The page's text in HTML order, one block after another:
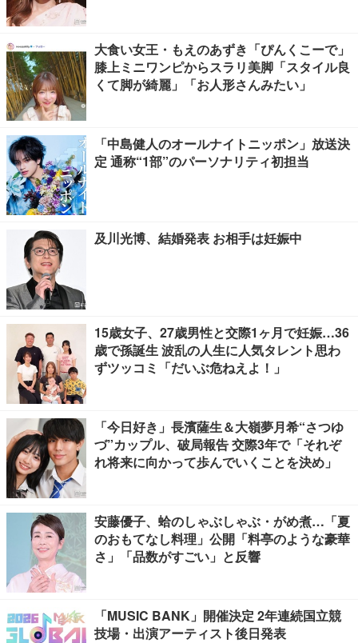
大食い女王・もえのあずき「ぴんくこーで」
膝上ミニワンピからスラリ美脚「スタイル良
くて脚が綺麗」「お人形さんみたい」
「中島健人のオールナイトニッポン」放送決
定 通称“1部”のパーソナリティ初担当
及川光博、結婚発表 お相手は妊娠中
15歳女子、27歳男性と交際1ヶ月で妊娠…36
歳で孫誕生 波乱の人生に人気タレント思わ
ずツッコミ「だいぶ危ねえよ！」
「今日好き」長濱薩生＆大嶺夢月希“さつゆ
づ”カップル、破局報告 交際3年で「それぞ
れ将来に向かって歩んでいくことを決め」
安藤優子、蛤のしゃぶしゃぶ・がめ煮…「夏
のおもてなし料理」公開「料亭のような豪華
さ」「品数がすごい」と反響
「MUSIC BANK」開催決定 2年連続国立競
技場・出演アーティスト後日発表